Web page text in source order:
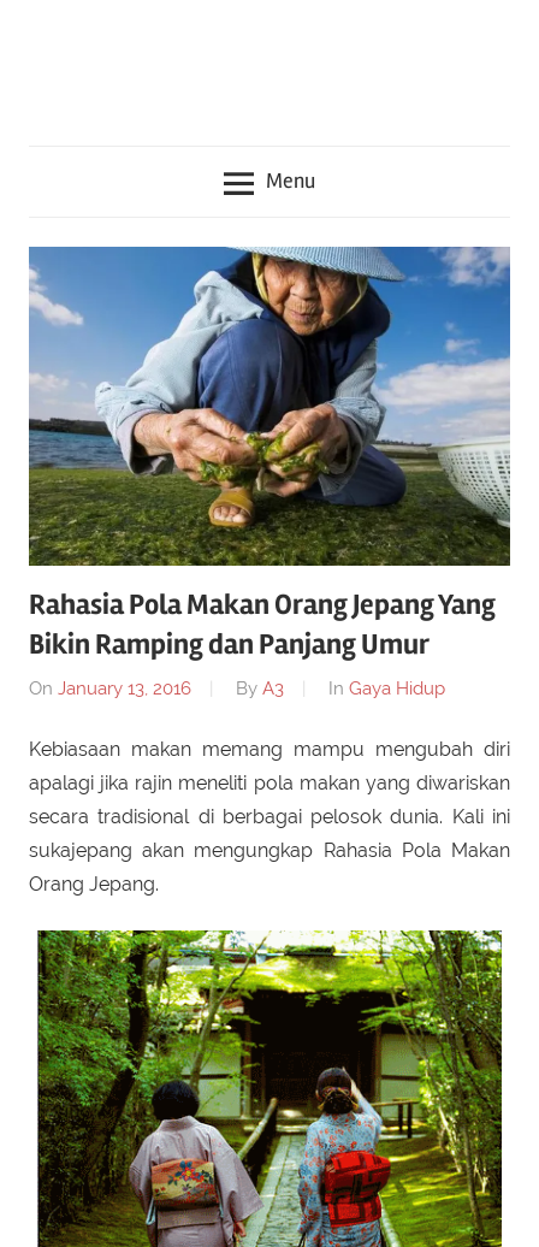
Menu
Rahasia Pola Makan Orang Jepang Yang
Bikin Ramping dan Panjang Umur
On January 13, 2016 By A3 In Gaya Hidup
Kebiasaan makan memang mampu mengubah diri
apalagi jika rajin meneliti pola makan yang diwariskan
secara tradisional di berbagai pelosok dunia. Kali ini
sukajepang akan mengungkap Rahasia Pola Makan
Orang Jepang.